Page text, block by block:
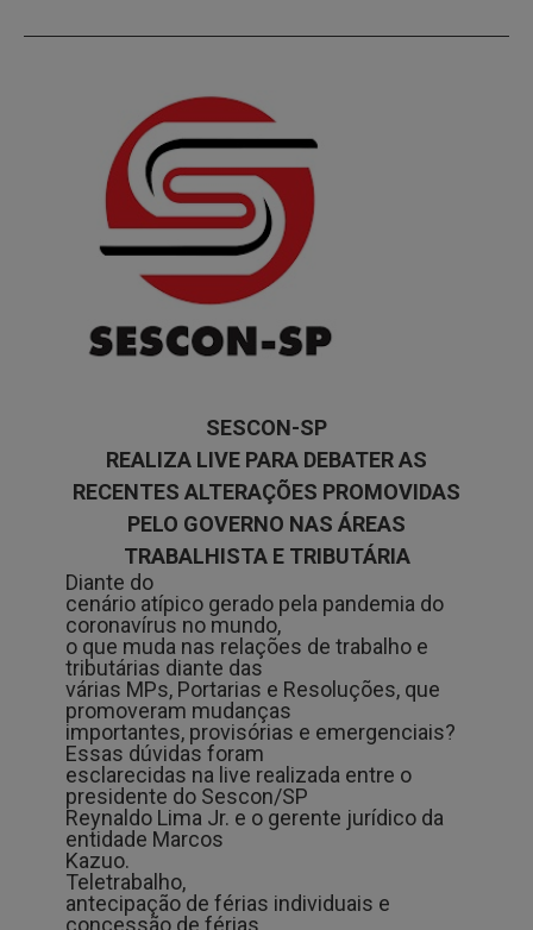
SESCON-SP
REALIZA LIVE PARA DEBATER AS
RECENTES ALTERAÇÕES PROMOVIDAS
PELO GOVERNO NAS ÁREAS
TRABALHISTA E TRIBUTÁRIA
Diante do
cenário atípico gerado pela pandemia do
coronavírus no mundo,
o que muda nas relações de trabalho e
tributárias diante das
várias MPs, Portarias e Resoluções, que
promoveram mudanças
importantes, provisórias e emergenciais?
Essas dúvidas foram
esclarecidas na live realizada entre o
presidente do Sescon/SP
Reynaldo Lima Jr. e o gerente jurídico da
entidade Marcos
Kazuo.
Teletrabalho,
antecipação de férias individuais e